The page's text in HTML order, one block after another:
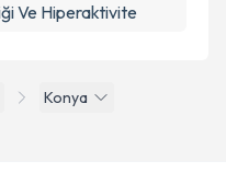
Konya
Ve Hiperaktivite